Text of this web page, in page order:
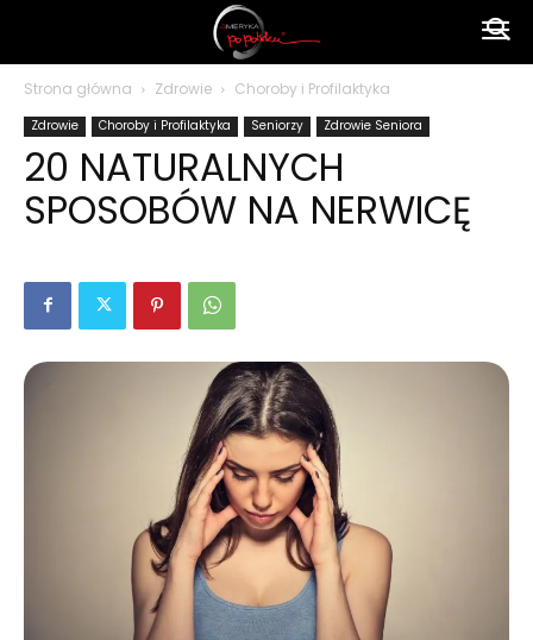
Strona główna Zdrowie Choroby i Profilaktyka
Zdrowie Choroby i Profilaktyka Seniorzy Zdrowie Seniora
20 NATURALNYCH
SPOSOBÓW NA NERWICĘ